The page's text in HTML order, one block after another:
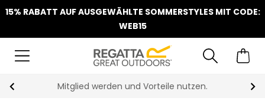
15% RABATT AUF AUSGEWÄHLTE SOMMERSTYLES MIT CODE:
WEB15
Mitglied werden und Vorteile nutzen.